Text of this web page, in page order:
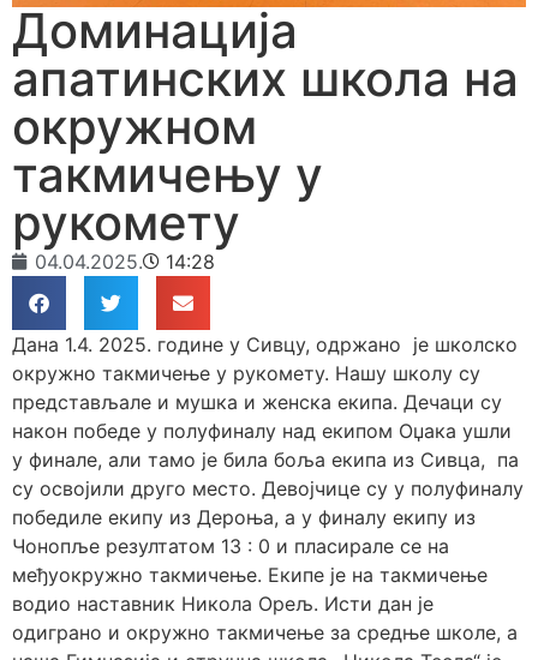
Доминација
апатинских школа на
окружном
такмичењу у
рукомету
04.04.2025. 14:28
Дана 1.4. 2025. године у Сивцу, одржано је школско
окружно такмичење у рукомету. Нашу школу су
представљале и мушка и женска екипа. Дечаци су
након победе у полуфиналу над екипом Оџака ушли
у финале, али тамо је била боља екипа из Сивца, па
су освојили друго место. Девојчице су у полуфиналу
победиле екипу из Дероња, а у финалу екипу из
Чонопље резултатом 13 : 0 и пласирале се на
међуокружно такмичење. Екипе је на такмичење
водио наставник Никола Орељ. Исти дан је
одиграно и окружно такмичење за средње школе, а